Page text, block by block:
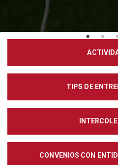
TIPS DE
CONVENIOS CON